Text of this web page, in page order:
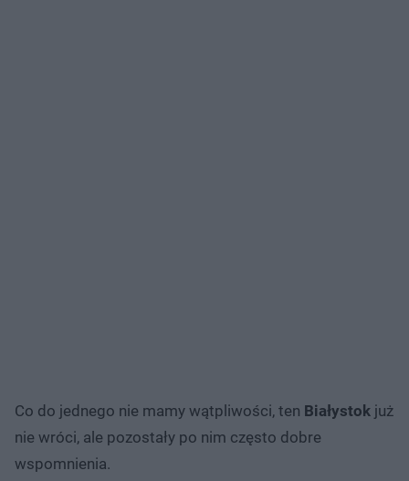
Co do jednego nie mamy wątpliwości, ten Białystok już
nie wróci, ale pozostały po nim często dobre
wspomnienia.